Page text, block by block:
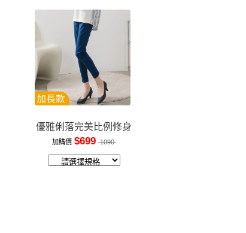
優雅俐落完美比例修身
長褲
加購價 $699 1090